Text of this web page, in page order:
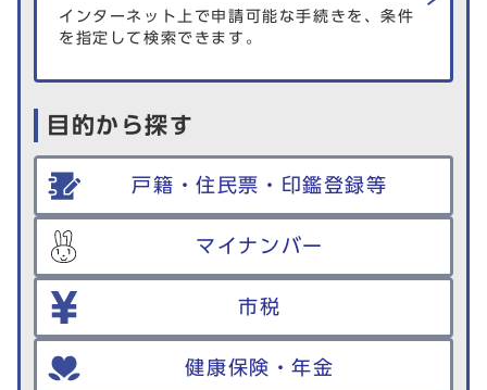
インターネット上で申請可能な手続きを、条件
を指定して検索できます。
目的から探す
戸籍・住民票・印鑑登録等
マイナンバー
市税
健康保険・年金